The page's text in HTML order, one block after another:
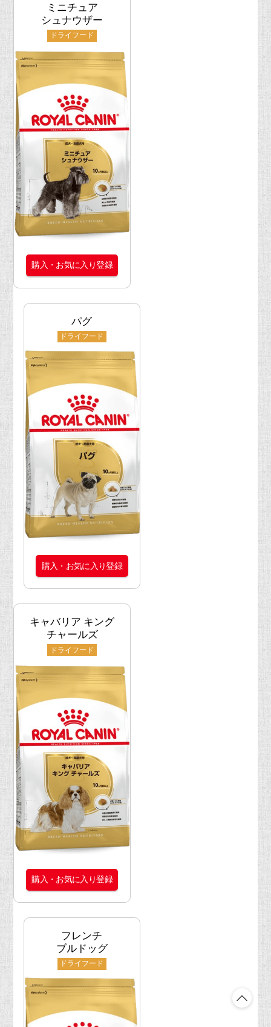
ミニチュア
シュナウザー
ドライフード
購入・お気に入り登録
パグ
ドライフード
購入・お気に入り登録
キャバリア キング
チャールズ
ドライフード
購入・お気に入り登録
フレンチ
ブルドッグ
ドライフード